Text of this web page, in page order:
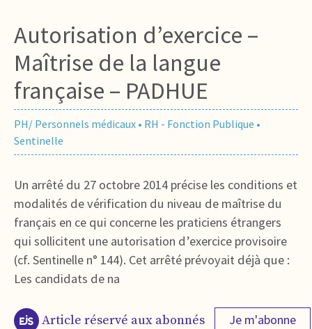
Autorisation d’exercice –
Maîtrise de la langue
française – PADHUE
PH/ Personnels médicaux • RH - Fonction Publique •
Sentinelle
Un arrêté du 27 octobre 2014 précise les conditions et
modalités de vérification du niveau de maîtrise du
français en ce qui concerne les praticiens étrangers
qui sollicitent une autorisation d’exercice provisoire
(cf. Sentinelle n° 144). Cet arrêté prévoyait déjà que :
Les candidats de na
Article réservé aux abonnés Je m'abonne